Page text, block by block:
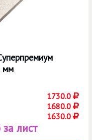
мм
1730.0
1680.0
1630.0
лист